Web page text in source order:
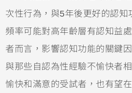
次性行為，與5年後更好的認知
頻率可能對高年齡層有認知益
者而言，影響認知功能的關鍵
與那些自認為性經驗不愉快者
愉快和滿意的受試者，也有望